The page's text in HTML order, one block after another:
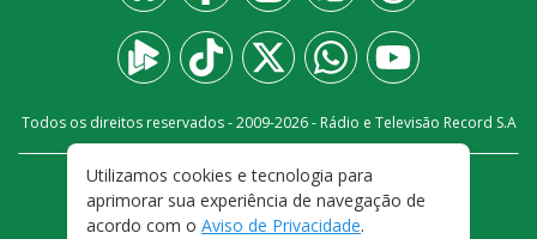
Todos os direitos reservados - 2009-2026- Rádio e Televisão Record S.A
FALE CONOSCO
PRIVACIDADE
TERMOS E CONDIÇÕES DE USO
Utilizamos cookies e tecnologia para
aprimorar sua experiência de navegação de
acordo com o Aviso de Privacidade.